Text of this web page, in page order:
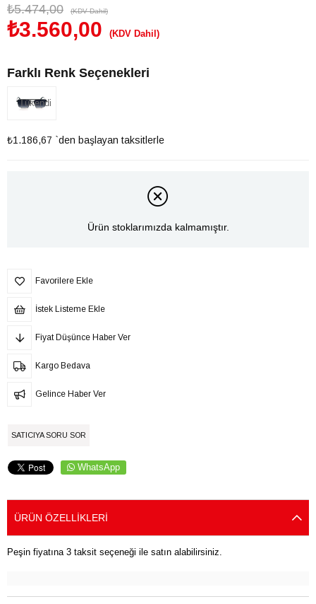
₺5.474,00 (KDV Dahil)
₺3.560,00 (KDV Dahil)
Farklı Renk Seçenekleri
Tükendi
₺1.186,67 `den başlayan taksitlerle
Ürün stoklarımızda kalmamıştır.
Favorilere Ekle
İstek Listeme Ekle
Fiyat Düşünce Haber Ver
Kargo Bedava
Gelince Haber Ver
SATICIYA SORU SOR
WhatsApp
ÜRÜN ÖZELLIKLERI
Peşin fiyatına 3 taksit seçeneği ile satın alabilirsiniz.